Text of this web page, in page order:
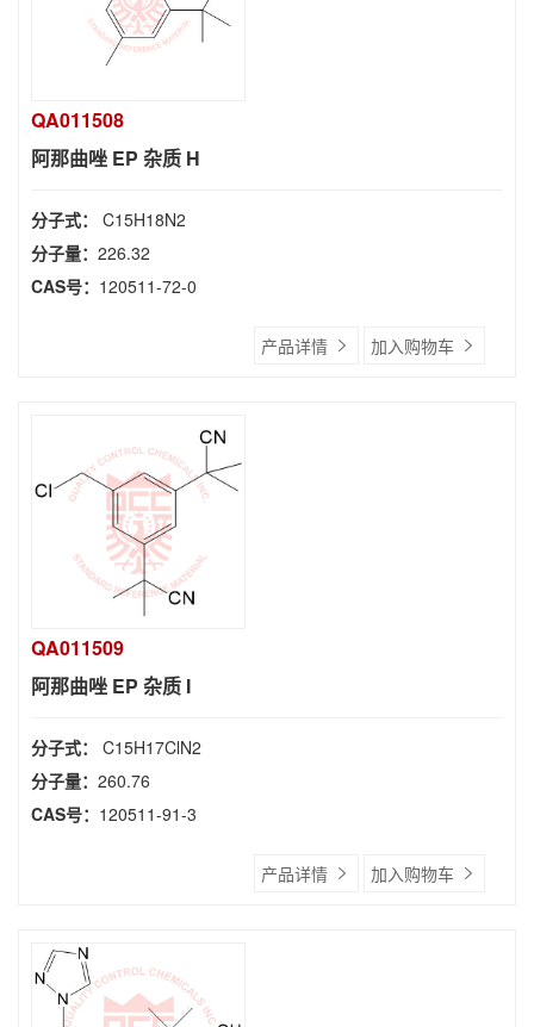
QA011508
阿那曲唑 EP 杂质 H
分子式： C15H18N2
分子量： 226.32
CAS号： 120511-72-0
产品详情 加入购物车
QA011509
阿那曲唑 EP 杂质 I
分子式： C15H17ClN2
分子量： 260.76
CAS号： 120511-91-3
产品详情 加入购物车